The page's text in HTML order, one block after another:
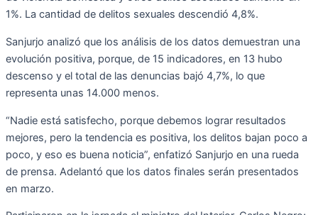
1%. La cantidad de delitos sexuales descendió 4,8%.
Sanjurjo analizó que los análisis de los datos demuestran una
evolución positiva, porque, de 15 indicadores, en 13 hubo
descenso y el total de las denuncias bajó 4,7%, lo que
representa unas 14.000 menos.
“Nadie está satisfecho, porque debemos lograr resultados
mejores, pero la tendencia es positiva, los delitos bajan poco a
poco, y eso es buena noticia”, enfatizó Sanjurjo en una rueda
de prensa. Adelantó que los datos finales serán presentados
en marzo.